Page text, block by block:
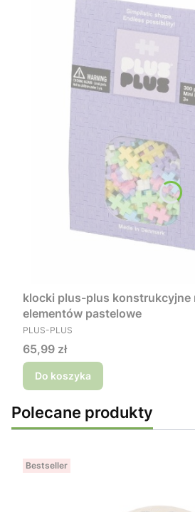
klocki plus-plus konstrukcyjne
elementów pastelowe
PRODUCENT
PLUS-PLUS
Cena
65,99 zł
Do koszyka
Polecane produkty
Bestseller